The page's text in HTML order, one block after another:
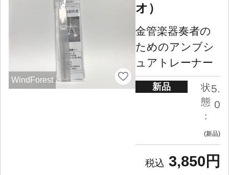
WindForest
オ）
金管楽器奏者の
ためのアンブシ
ュアトレーナー
新品
状
態
：
5.
0
新品
3,850円